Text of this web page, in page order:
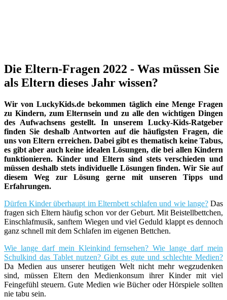
Die Eltern-Fragen 2022 - Was müssen Sie
als Eltern dieses Jahr wissen?
Wir von LuckyKids.de bekommen täglich eine Menge Fragen
zu Kindern, zum Elternsein und zu alle den wichtigen Dingen
des Aufwachsens gestellt. In unserem Lucky-Kids-Ratgeber
finden Sie deshalb Antworten auf die häufigsten Fragen, die
uns von Eltern erreichen. Dabei gibt es thematisch keine Tabus,
es gibt aber auch keine idealen Lösungen, die bei allen Kindern
funktionieren. Kinder und Eltern sind stets verschieden und
müssen deshalb stets individuelle Lösungen finden. Wir Sie auf
diesem Weg zur Lösung gerne mit unseren Tipps und
Erfahrungen.
Dürfen Kinder überhaupt im Elternbett schlafen und wie lange?Das
fragen sich Eltern häufig schon vor der Geburt. Mit Beistellbettchen,
Einschlafmusik, sanftem Wiegen und viel Geduld klappt es dennoch
ganz schnell mit dem Schlafen im eigenen Bettchen.
Wie lange darf mein Kleinkind fernsehen? Wie lange darf mein
Schulkind das Tablet nutzen? Gibt es gute und schlechte Medien?
Da Medien aus unserer heutigen Welt nicht mehr wegzudenken
sind, müssen Eltern den Medienkonsum ihrer Kinder mit viel
Feingefühl steuern. Gute Medien wie Bücher oder Hörspiele sollten
nie tabu sein.